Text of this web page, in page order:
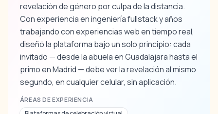
revelación de género por culpa de la distancia.
Con experiencia en ingeniería fullstack y años
trabajando con experiencias web en tiempo real,
diseñó la plataforma bajo un solo principio: cada
invitado — desde la abuela en Guadalajara hasta el
primo en Madrid — debe ver la revelación al mismo
segundo, en cualquier celular, sin aplicación.
ÁREAS DE EXPERIENCIA